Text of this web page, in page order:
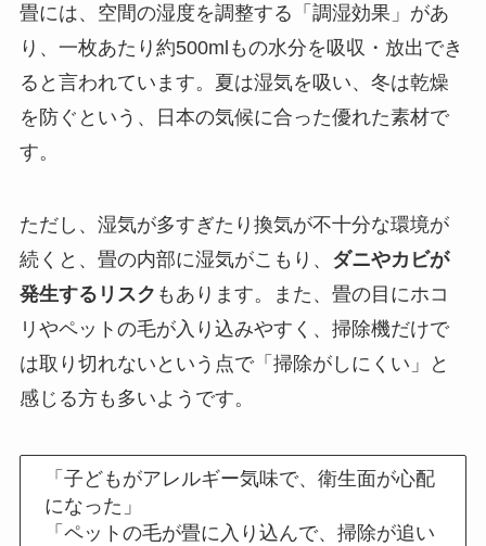
畳には、空間の湿度を調整する「調湿効果」があ
り、一枚あたり約500mlもの水分を吸収・放出でき
ると言われています。夏は湿気を吸い、冬は乾燥
を防ぐという、日本の気候に合った優れた素材で
す。
ただし、湿気が多すぎたり換気が不十分な環境が
続くと、畳の内部に湿気がこもり、 ダニやカビが
発生するリスク もあります。また、畳の目にホコ
リやペットの毛が入り込みやすく、掃除機だけで
は取り切れないという点で「掃除がしにくい」と
感じる方も多いようです。
「子どもがアレルギー気味で、衛生面が心配
になった」
「ペットの毛が畳に入り込んで、掃除が追い